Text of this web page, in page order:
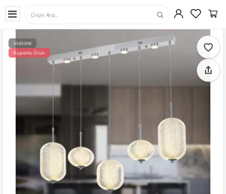
İndirimli
Kuponlu Ürün